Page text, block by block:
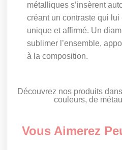
métalliques s’insèrent
créant un contraste qui
unique et affirmé. Un
sublimer l’ensemble,
à la composition.
Découvrez nos produits
couleurs, de
Vous Aimerez